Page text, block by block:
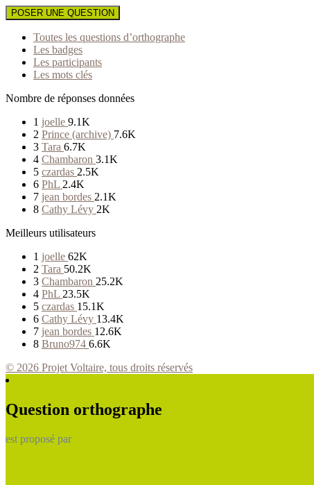
POSER UNE QUESTION
Toutes les questions d’orthographe
Les badges
Les participants
Les mots clés
Nombre de réponses données
1 joelle 9.1K
2 Prince (archive) 7.6K
3 Tara 6.7K
4 Chambaron 3.1K
5 czardas 2.5K
6 PhL 2.4K
7 jean bordes 2.1K
8 Cathy Lévy 2K
Meilleurs utilisateurs
1 joelle 62K
2 Tara 50.2K
3 Chambaron 25.2K
4 PhL 23.5K
5 czardas 15.1K
6 Cathy Lévy 13.4K
7 jean bordes 12.6K
8 Bruno974 6.6K
© 2026 Projet Voltaire, tous droits réservés
Question orthographe
est proposé par